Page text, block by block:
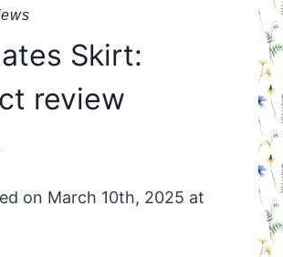
Skirt:
review
on March 10th, 2025 at